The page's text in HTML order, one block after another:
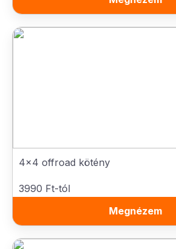
4x4 offroad kötény
3990 Ft-tól
Megnézem